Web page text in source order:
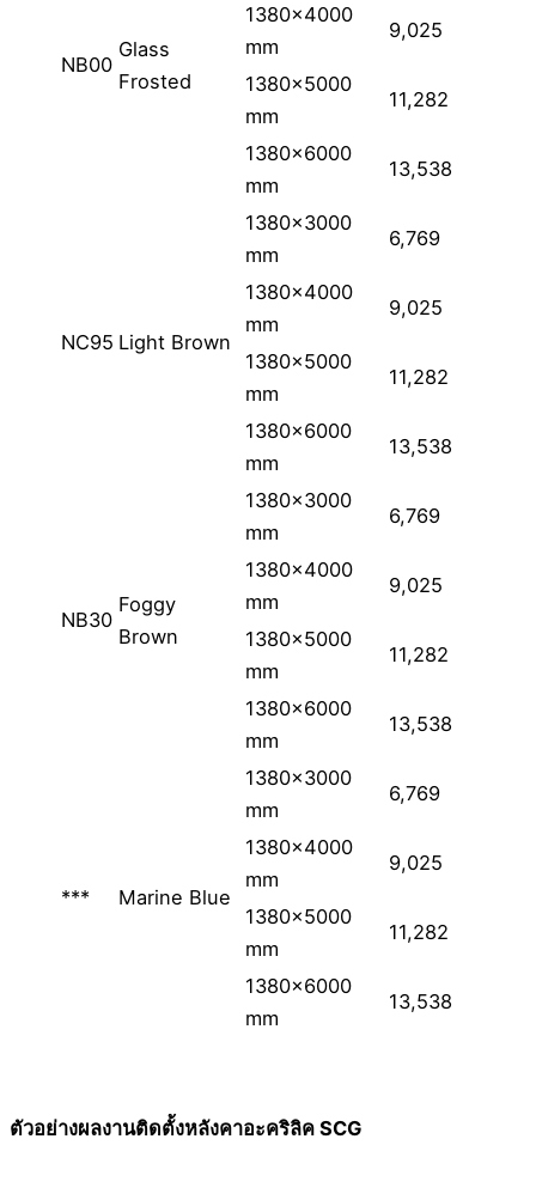
NB00
Glass
Frosted
1380×4000
mm
9,025
1380×5000
mm
11,282
1380×6000
mm
13,538
NC95 Light Brown
1380×3000
mm
6,769
1380×4000
mm
9,025
1380×5000
mm
11,282
1380×6000
mm
13,538
NB30
Foggy
Brown
1380×3000
mm
6,769
1380×4000
mm
9,025
1380×5000
mm
11,282
1380×6000
mm
13,538
*** Marine Blue
1380×3000
mm
6,769
1380×4000
mm
9,025
1380×5000
mm
11,282
1380×6000
mm
13,538
ตัวอย่างผลงานติดตั้งหลังคาอะคริลิค SCG